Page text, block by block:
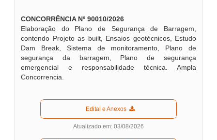
CONCORRÊNCIA Nº 90010/2026
Elaboração do Plano de Segurança de Barragem,
contendo Projeto as built, Ensaios geotécnicos, Estudo
Dam Break, Sistema de monitoramento, Plano de
segurança da barragem, Plano de segurança
emergencial e responsabilidade técnica. Ampla
Concorrencia.
  Edital e Anexos
Atualizado em: 03/08/2026